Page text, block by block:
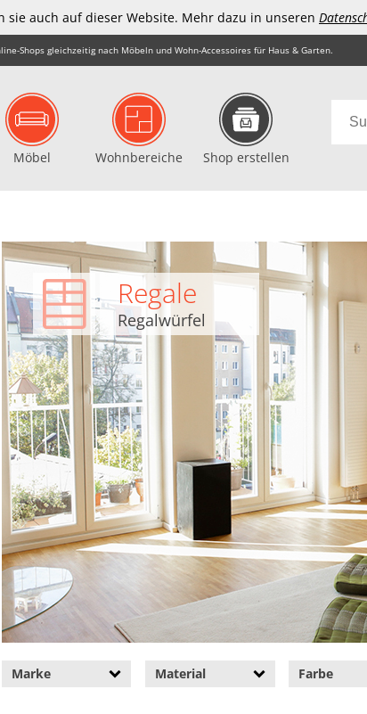
sie auch auf dieser Website. Mehr dazu in unseren
Shops gleichzeitig nach Möbeln und Wohn-Accessoires für Haus & Garten.
Möbel Wohnbereiche Shop erstellen
Regale
Regalwürfel
Marke Material Farbe